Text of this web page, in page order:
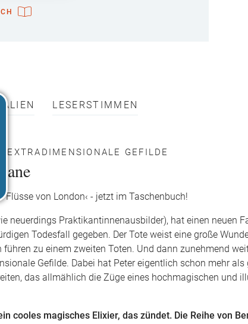
LESERSTIMMEN
GEFILDE
Flüsse von London‹ - jetzt im Taschenbuch!
neuerdings Praktikantinnenausbilder), hat einen neuen
Todesfall gegeben. Der Tote weist eine große
zu einem zweiten Toten. Und dann zunehmend
Gefilde. Dabei hat Peter eigentlich schon mehr
das allmählich die Züge eines hochmagischen und
cooles magisches Elixier, das zündet. Die Reihe von